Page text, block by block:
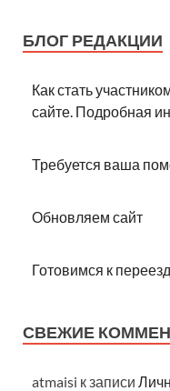
БЛОГ РЕДАКЦИИ
Как стать
сайте. Подробная
Требуется ваша
Обновляем сайт
Готовимся к
СВЕЖИЕ
atmaisi к записи